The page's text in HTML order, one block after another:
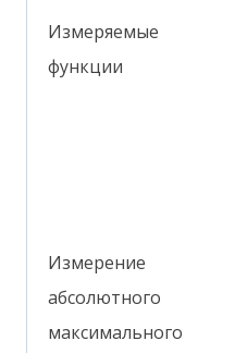
Измеряемые
функции
Измерение
абсолютного
максимального